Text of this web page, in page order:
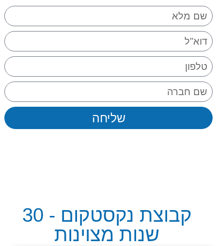
שליחה
קבוצת נקסטקום - 30
שנות מצוינות